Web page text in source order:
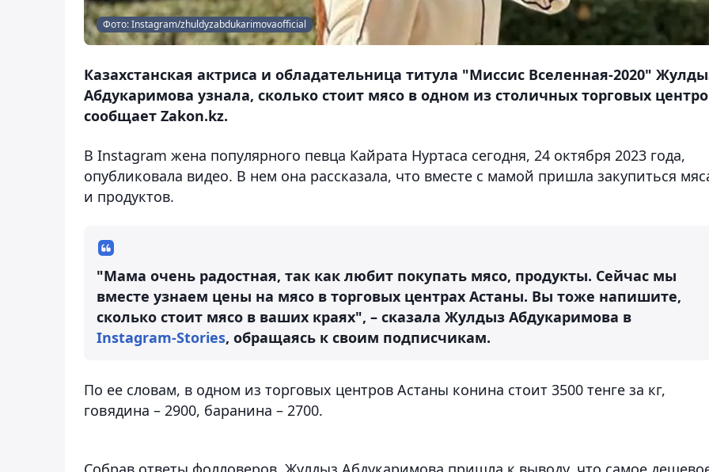
Фото: Instagram/zhuldyzabdukarimovaofficial
Казахстанская актриса и обладательница титула "Миссис Вселенная-2020"
Абдукаримова узнала, сколько стоит мясо в одном из столичных торговых
сообщает Zakon.kz.
В Instagram жена популярного певца Кайрата Нуртаса сегодня, 24 октября 2023 года,
опубликовала видео. В нем она рассказала, что вместе с мамой пришла закупиться
и продуктов.
"Мама очень радостная, так как любит покупать мясо, продукты. Сейчас мы
вместе узнаем цены на мясо в торговых центрах Астаны. Вы тоже напишите,
сколько стоит мясо в ваших краях", – сказала Жулдыз Абдукаримова в
Instagram-Stories, обращаясь к своим подписчикам.
По ее словам, в одном из торговых центров Астаны конина стоит 3500 тенге за кг,
говядина – 2900, баранина – 2700.